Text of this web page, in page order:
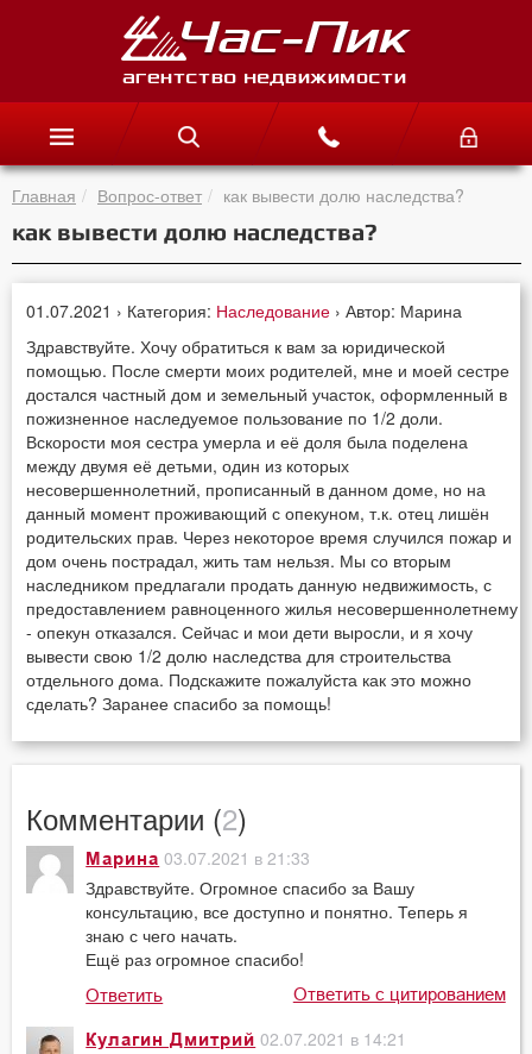
Главная Вопрос-ответ как вывести долю наследства?
как вывести долю наследства?
01.07.2021 › Категория: Наследование › Автор: Марина
Здравствуйте. Хочу обратиться к вам за юридической
помощью. После смерти моих родителей, мне и моей сестре
достался частный дом и земельный участок, оформленный в
пожизненное наследуемое пользование по 1/2 доли.
Вскорости моя сестра умерла и её доля была поделена
между двумя её детьми, один из которых
несовершеннолетний, прописанный в данном доме, но на
данный момент проживающий с опекуном, т.к. отец лишён
родительских прав. Через некоторое время случился пожар и
дом очень пострадал, жить там нельзя. Мы со вторым
наследником предлагали продать данную недвижимость, с
предоставлением равноценного жилья несовершеннолетнему
- опекун отказался. Сейчас и мои дети выросли, и я хочу
вывести свою 1/2 долю наследства для строительства
отдельного дома. Подскажите пожалуйста как это можно
сделать? Заранее спасибо за помощь!
Комментарии (2)
Марина 03.07.2021 в 21:33
Здравствуйте. Огромное спасибо за Вашу
консультацию, все доступно и понятно. Теперь я
знаю с чего начать.
Ещё раз огромное спасибо!
Ответить Ответить с цитированием
Кулагин Дмитрий 02.07.2021 в 14:21